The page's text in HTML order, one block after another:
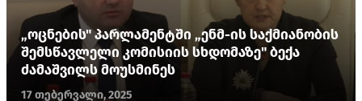
„ოცნების" პარლამენტში „ენმ-ის საქმიანობის
შემსწავლელი კომისიის სხდომაზე" ბექა
ძამაშვილს მოუსმინეს
17 თებერვალი, 2025